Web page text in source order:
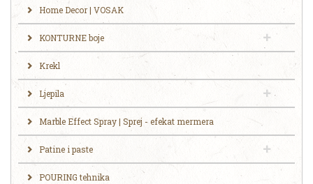
Home Decor | VOSAK
KONTURNE boje
Krekl
Ljepila
Marble Effect Spray | Sprej - efekat mermera
Patine i paste
POURING tehnika